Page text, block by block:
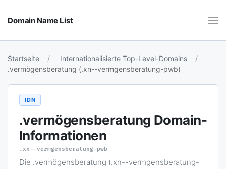
Domain Name List
Startseite
Internationalisierte Top-Level-Domains
.vermögensberatung (.xn--vermgensberatung-pwb)
IDN
.vermögensberatung Domain-
Informationen
.xn--vermgensberatung-pwb
Die .vermögensberatung (.xn--vermgensberatung-